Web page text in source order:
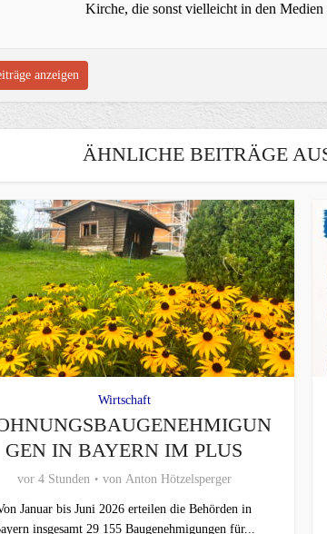
Kirche, die sonst vielleicht in den
anzeigen
ÄHNLICHE BEITRÄGE
Wirtschaft
GEN IN BAYERN IM PLUS
vor 4 Stunden von Anton Hötzelsperger
Januar bis Juni 2026 erteilen die Behörden in
insgesamt 29 155 Baugenehmigungen für...